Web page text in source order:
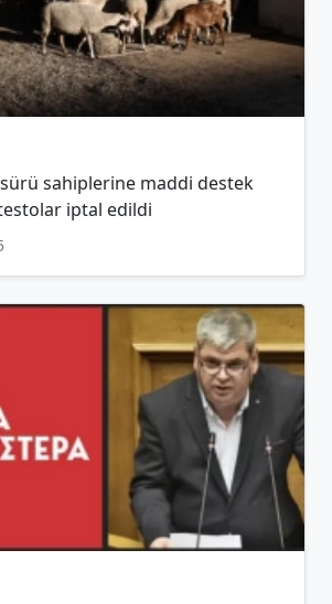
sahiplerine maddi destek
iptal edildi